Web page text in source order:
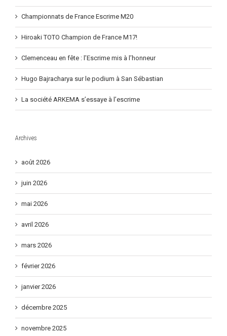
palois.
Championnats de France Escrime M20
Hiroaki TOTO Champion de France M17!
Clemenceau en fête : l’Escrime mis à l’honneur
Hugo Bajracharya sur le podium à San Sébastian
La société ARKEMA s’essaye à l’escrime
Archives
août 2026
juin 2026
mai 2026
avril 2026
mars 2026
février 2026
janvier 2026
décembre 2025
novembre 2025